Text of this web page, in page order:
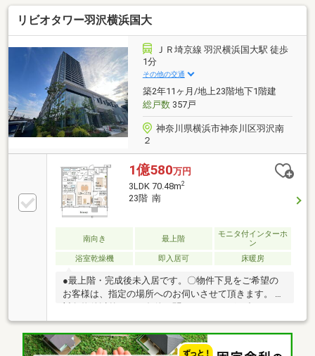
鉄線「和田町」駅徒歩1分┏□ ポイント
┗┻━━━━━━━━━━━━━━━━━・和田町駅
徒歩1分の立地・南と西の角住戸・大切なペットと一
緒に暮らせる「ペット飼育可」のマンション（規約に
よる制限あり）・昭和60年10月築「新耐震基準」のマ
ンション・管理会社：日本ハウズイング株式会社現地
は空室につき、内覧も可能な状態となっております。
まずはお気軽にお問い合わせください。
リビオタワー羽沢横浜国大
ＪＲ埼京線 羽沢横浜国大駅 徒歩
1分
その他の交通
築2年11ヶ月/地上23階地下1階建
総戸数357戸
神奈川県横浜市神奈川区羽沢南
２
1億580万円
3LDK 70.48m2
23階 南
南向き 最上階
モニタ付インターホ
ン
浴室乾燥機
即入居可 床暖房
●最上階・完成後未入居です。〇物件下見をご希望の
お客様は、指定の場所へのお伺いさせて頂きます。 〇
物件情報をご紹介させて頂きます。〇ご希望の方に
「無料」でファイナンシャルプランナーによる資産設
計サービスをご案内しています。〇リフォームや建物